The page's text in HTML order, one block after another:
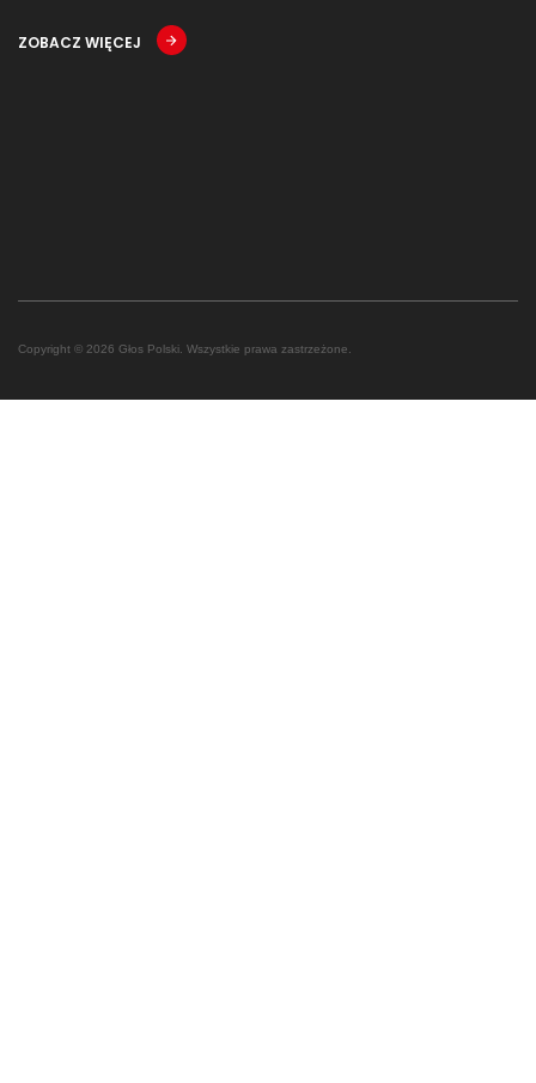
ZOBACZ WIĘCEJ
Copyright © 2026 Głos Polski. Wszystkie prawa zastrzeżone.